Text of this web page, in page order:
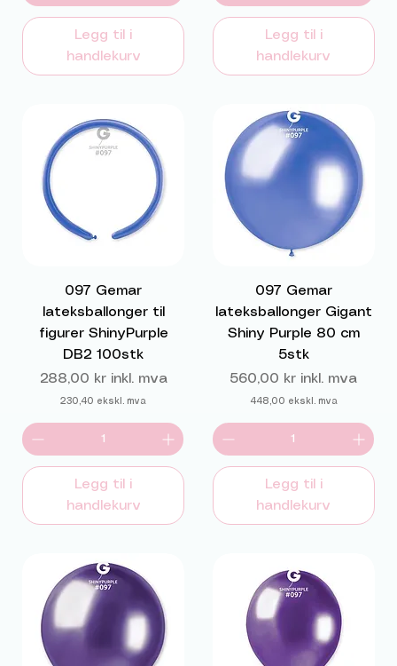
Legg til i
handlekurv
Legg til i
handlekurv
097 Gemar
lateksballonger til
figurer ShinyPurple
DB2 100stk
Pris
288,00 kr inkl. mva
230,40 ekskl. mva
Legg til i
handlekurv
097 Gemar
lateksballonger Gigant
Shiny Purple 80 cm
5stk
Pris
560,00 kr inkl. mva
448,00 ekskl. mva
Legg til i
handlekurv